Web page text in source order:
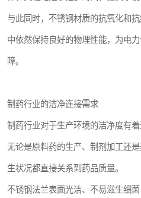
与此同时，不锈钢材质的抗氧化和
中依然保持良好的物理性能，为电
障。
制药行业的洁净连接需求
制药行业对于生产环境的洁净度有着
无论是原料药的生产、制剂加工还
生状况都直接关系到药品质量。
不锈钢法兰表面光洁、不易滋生细